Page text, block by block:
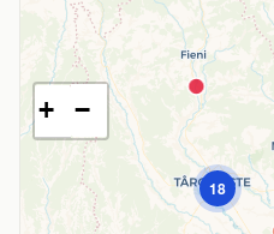
18
+ −